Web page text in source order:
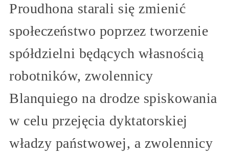
Proudhona starali się zmienić
społeczeństwo poprzez tworzenie
spółdzielni będących własnością
robotników, zwolennicy
Blanquiego na drodze spiskowania
w celu przejęcia dyktatorskiej
władzy państwowej, a zwolennicy